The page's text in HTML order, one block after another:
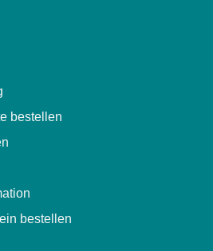
bestellen
bestellen